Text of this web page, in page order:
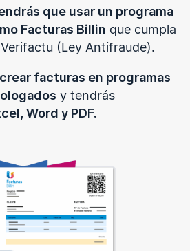
que usar un programa
Facturas Billin que cumpla
(Ley Antifraude).
facturas en programas
y tendrás
Word y PDF.